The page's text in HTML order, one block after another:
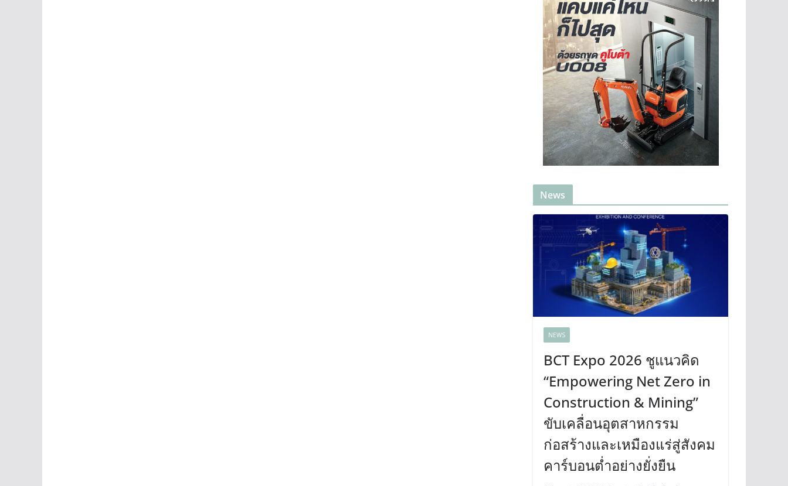
News
NEWS
BCT Expo 2026 ชูแนวคิด
“Empowering Net Zero in
Construction & Mining”
ขับเคลื่อนอุตสาหกรรม
ก่อสร้างและเหมืองแร่สู่สังคม
คาร์บอนต่ำอย่างยั่งยืน